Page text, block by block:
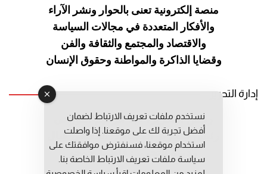
منصة إلكترونية تعنى بالحوار ونشر الآراء
والأفكار المتعددة في مجالات السياسة
والاقتصاد والمجتمع والثقافة والفن
وقضايا الذاكرة والمواطنة وحقوق الإنسان
إدارة التحرير
رئيس التحرير: عبد الرحيم التوراني
رئيس التحرير المساعد: المعطي قبال
مديرة التحرير: فاطمة حوحو
نستخدم ملفات تعريف الارتباط لضمان
أفضل تجربة لك على موقعنا. إذا واصلت
استخدام موقعنا، فسنفترض موافقتك على
سياسة ملفات تعريف الارتباط الخاصة بنا.